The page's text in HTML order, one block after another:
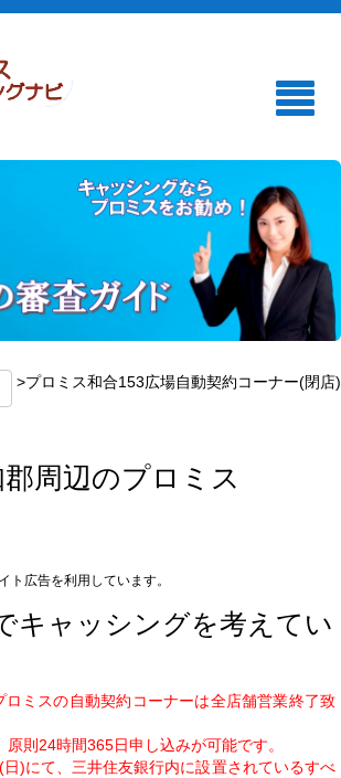
>プロミス和合153広場自動契約コーナー(閉店)
周辺のプロミス
ト広告を利用しています。
キャッシングを考えてい
ロミスの自動契約コーナーは全店舗営業終了致
則24時間365日申し込みが可能です。
)にて、三井住友銀行内に設置されているすべ